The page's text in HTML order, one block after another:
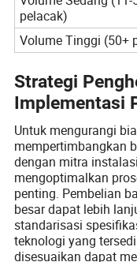
pelacak)
Volume Tinggi (50+
Strategi
Implementasi
Untuk mengurangi
mempertimbangkan
dengan mitra
mengoptimalkan
penting. Pembelian
besar dapat lebih
standarisasi
teknologi yang
disesuaikan dapat